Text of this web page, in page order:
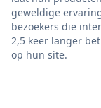
geweldige
bezoekers die
2,5 keer langer
op hun site.